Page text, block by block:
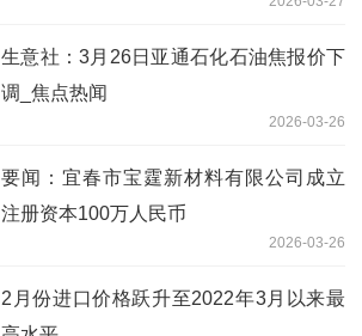
生意社：3月26日亚通石化石油焦报价下
调_焦点热闻
2026-03-26
要闻：宜春市宝霆新材料有限公司成立
注册资本100万人民币
2026-03-26
2月份进口价格跃升至2022年3月以来最